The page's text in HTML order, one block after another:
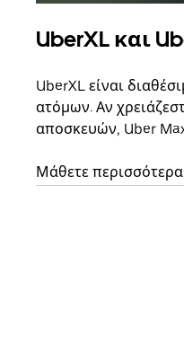
UberXL και
UberXL είναι
ατόμων. Αν
αποσκευών, Uber
Μάθετε περισσότερα